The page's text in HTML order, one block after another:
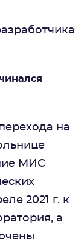
на
МИС
2021 г. к
а